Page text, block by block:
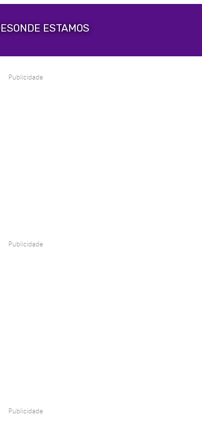
ONDE ESTAMOS
Publicidade
Publicidade
Publicidade